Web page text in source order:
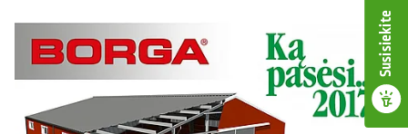
Susisiekite